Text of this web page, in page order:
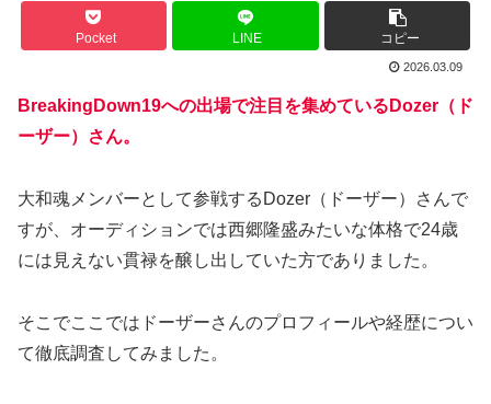
Pocket LINE コピー
2026.03.09
BreakingDown19への出場で注目を集めているDozer（ド
ーザー）さん。
大和魂メンバーとして参戦するDozer（ドーザー）さんで
すが、オーディションでは西郷隆盛みたいな体格で24歳
には見えない貫禄を醸し出していた方でありました。
そこでここではドーザーさんのプロフィールや経歴につい
て徹底調査してみました。